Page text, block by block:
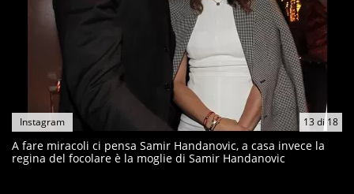
13 di18
Instagram
A fare miracoli ci pensa Samir Handanovic, a casa invece la
regina del focolare è la moglie di Samir Handanovic